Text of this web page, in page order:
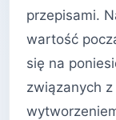
przepisami.
wartość
się na
związanych